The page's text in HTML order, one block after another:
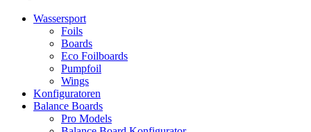
Wassersport
Foils
Boards
Eco Foilboards
Pumpfoil
Wings
Konfiguratoren
Balance Boards
Pro Models